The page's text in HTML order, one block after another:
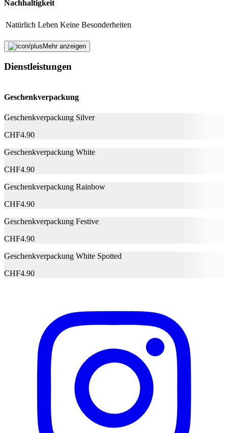
Nachhaltigkeit
Natürlich Leben Keine Besonderheiten
Eigenschaften
Dermatologisch getestet
Herstellernummer
5000014278
Herstellergarantie
Beschreibung
E-Mail-Adresse (optional)
Falsche Daten melden
Mehr anzeigen
Dienstleistungen
Geschenkverpackung
Geschenkverpackung Silver
CHF4.90
Geschenkverpackung White
CHF4.90
Geschenkverpackung Rainbow
CHF4.90
Geschenkverpackung Festive
CHF4.90
Geschenkverpackung White Spotted
CHF4.90